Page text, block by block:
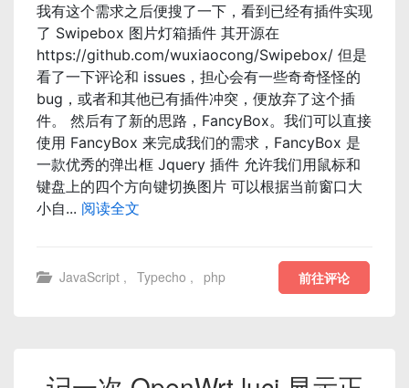
我有这个需求之后便搜了一下，看到已经有插件实现
了 Swipebox 图片灯箱插件 其开源在
https://github.com/wuxiaocong/Swipebox/ 但是
看了一下评论和 issues，担心会有一些奇奇怪怪的
bug，或者和其他已有插件冲突，便放弃了这个插
件。 然后有了新的思路，FancyBox。我们可以直接
使用 FancyBox 来完成我们的需求，FancyBox 是
一款优秀的弹出框 Jquery 插件 允许我们用鼠标和
键盘上的四个方向键切换图片 可以根据当前窗口大
小自... 阅读全文
JavaScript , Typecho , php 前往评论